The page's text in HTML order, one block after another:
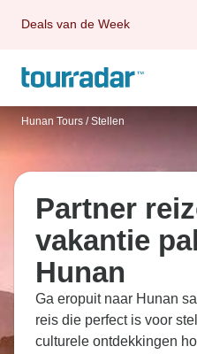
Deals van de Week
Hunan Tours / Stellen
Partner
vakantie
Hunan
Ga eropuit naar Hunan
reis die perfect is voor
culturele ontdekkingen